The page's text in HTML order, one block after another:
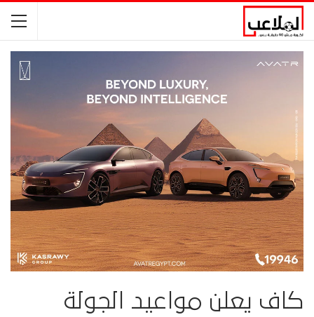
كاف يعلن مواعيد الجولة